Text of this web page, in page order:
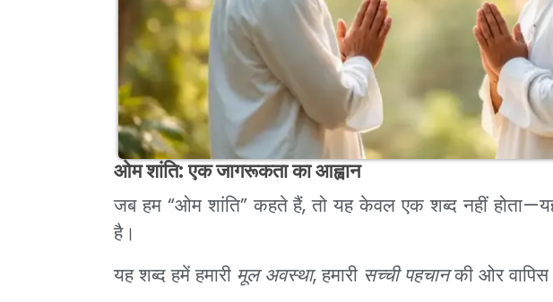
ओम शांति: एक जागरूकता का आह्वान
जब हम “ओम शांति” कहते हैं, तो यह केवल एक शब्द नहीं
है।
यह शब्द हमें हमारी मूल अवस्था, हमारी सच्ची पहचानकी ओर वापिस